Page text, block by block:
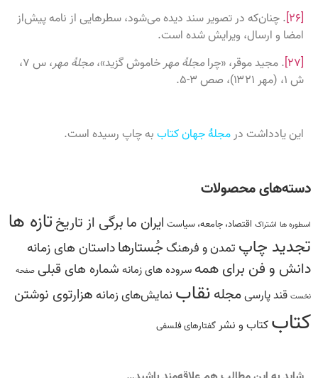
. چنان‌که در تصویر سند دیده می‌شود، سطرهایی از نامه پیش‌از
امضا و ارسال، ویرایش شده است.
[۲۷]
. مجید موقر، «چرا مجلهٔ مهر خاموش گزید»، مجلهٔ مهر
، س ۷،
ش ۱، (مهر ۱۳۲۱)، صص ۳-۵.
این یادداشت در مجلۀ جهان کتاب به چاپ رسیده است.
دسته‌های محصولات
اسطوره ها اشتراک اقتصاد، جامعه، سیاست ایران ما برگی از تاریختازه ها
تجدید چاپ تمدن و فرهنگجُستارها داستان های زمانه
دانش‌ و ‌فن‌ براى همه سروده ‏هاى زمانه شماره های قبلی صفحه
نخست قند پارسی مجله نقاب نمایش‌های زمانه هزارتوی نوشتن
کتاب کتاب و نشر گفتارهاى فلسفى